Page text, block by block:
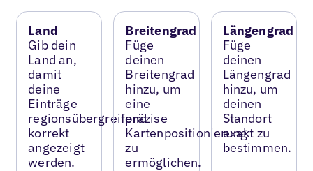
Land
Gib dein
Land an,
damit
deine
Einträge
regionsübergreifend
korrekt
angezeigt
werden.
Breitengrad
Füge
deinen
Breitengrad
hinzu, um
eine
präzise
Kartenpositionierung
zu
ermöglichen.
Längengrad
Füge
deinen
Längengrad
hinzu, um
deinen
Standort
exakt zu
bestimmen.